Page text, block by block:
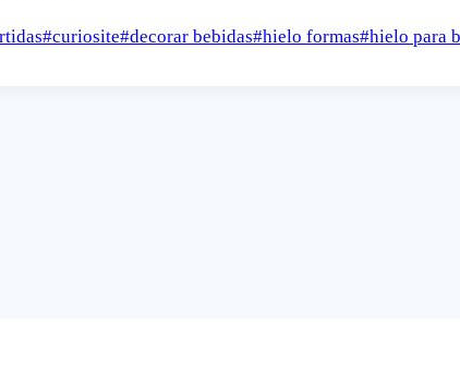
#curiosite#decorar bebidas#hielo formas#hielo para